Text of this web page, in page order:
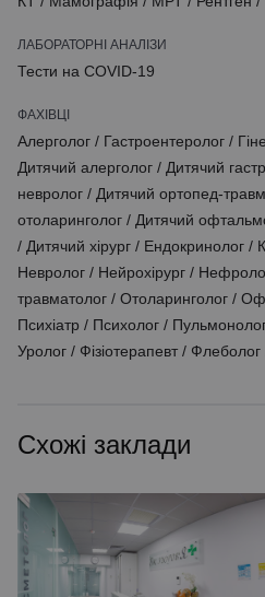
ЛАБОРАТОРНІ АНАЛІЗИ
Тести на COVID-19
ФАХІВЦІ
Алерголог / Гастроентеролог /
Дитячий алерголог / Дитячий
невролог / Дитячий ортопед-
отоларинголог / Дитячий
/ Дитячий хірург / Ендокринолог /
Невролог / Нейрохірург /
травматолог / Отоларинголог /
Психіатр / Психолог /
Уролог / Фізіотерапевт / Флеболог
Схожі заклади